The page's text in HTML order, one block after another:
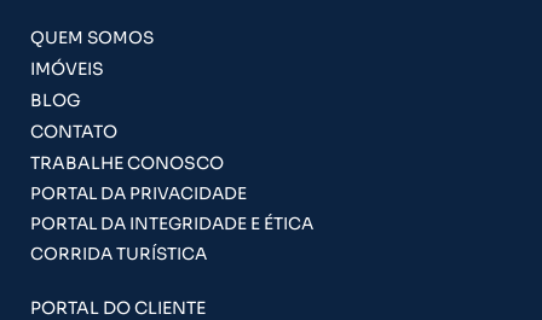
QUEM SOMOS
IMÓVEIS
BLOG
CONTATO
TRABALHE CONOSCO
PORTAL DA PRIVACIDADE
PORTAL DA INTEGRIDADE E ÉTICA
CORRIDA TURÍSTICA
PORTAL DO CLIENTE